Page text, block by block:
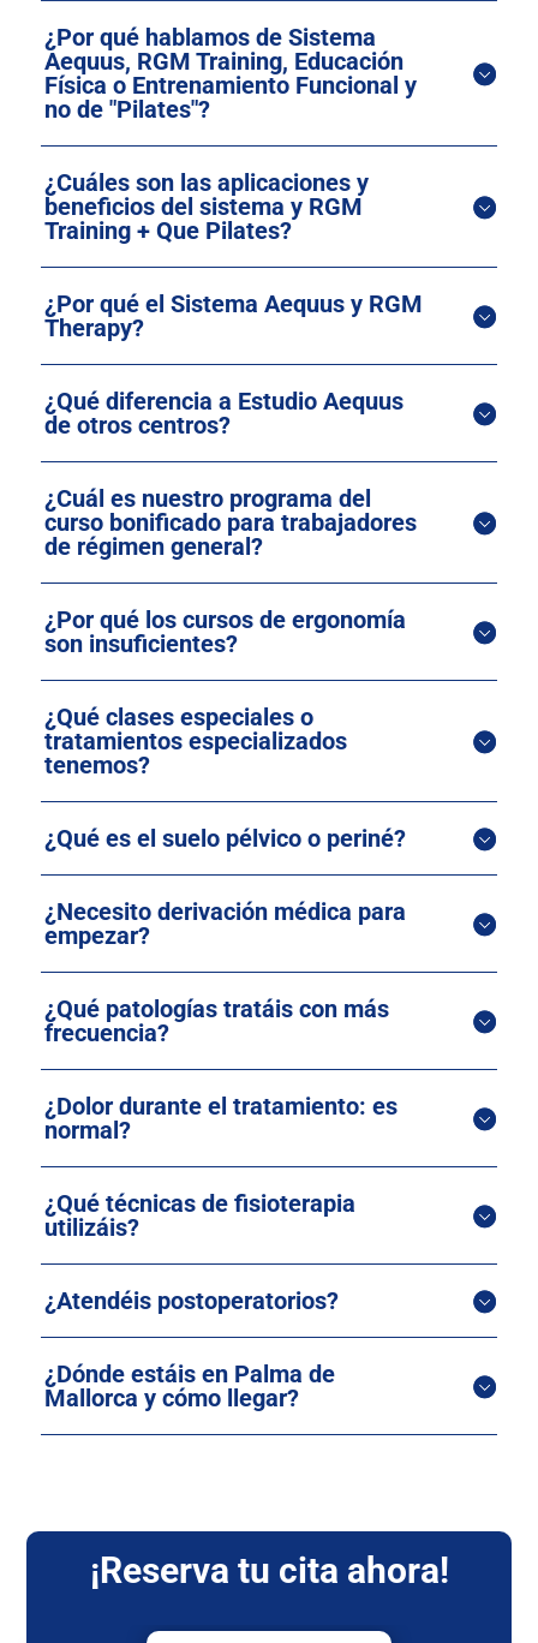
¿Por qué hablamos de Sistema
Aequus, RGM Training, Educación
Física o Entrenamiento Funcional y
no de "Pilates"?
¿Cuáles son las aplicaciones y
beneficios del sistema y RGM
Training + Que Pilates?
¿Por qué el Sistema Aequus y RGM
Therapy?
¿Qué diferencia a Estudio Aequus
de otros centros?
¿Cuál es nuestro programa del
curso bonificado para trabajadores
de régimen general?
¿Por qué los cursos de ergonomía
son insuficientes?
¿Qué clases especiales o
tratamientos especializados
tenemos?
¿Qué es el suelo pélvico o periné?
¿Necesito derivación médica para
empezar?
¿Qué patologías tratáis con más
frecuencia?
¿Dolor durante el tratamiento: es
normal?
¿Qué técnicas de fisioterapia
utilizáis?
¿Atendéis postoperatorios?
¿Dónde estáis en Palma de
Mallorca y cómo llegar?
¡Reserva tu cita ahora!